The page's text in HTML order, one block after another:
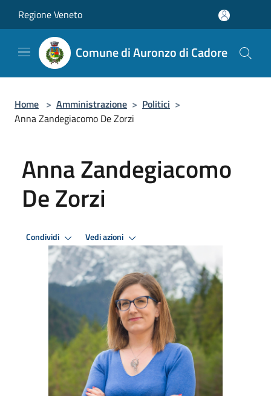
Regione Veneto
Comune di Auronzo di Cadore
Home > Amministrazione > Politici >
Anna Zandegiacomo De Zorzi
Anna Zandegiacomo
De Zorzi
Condividi Vedi azioni